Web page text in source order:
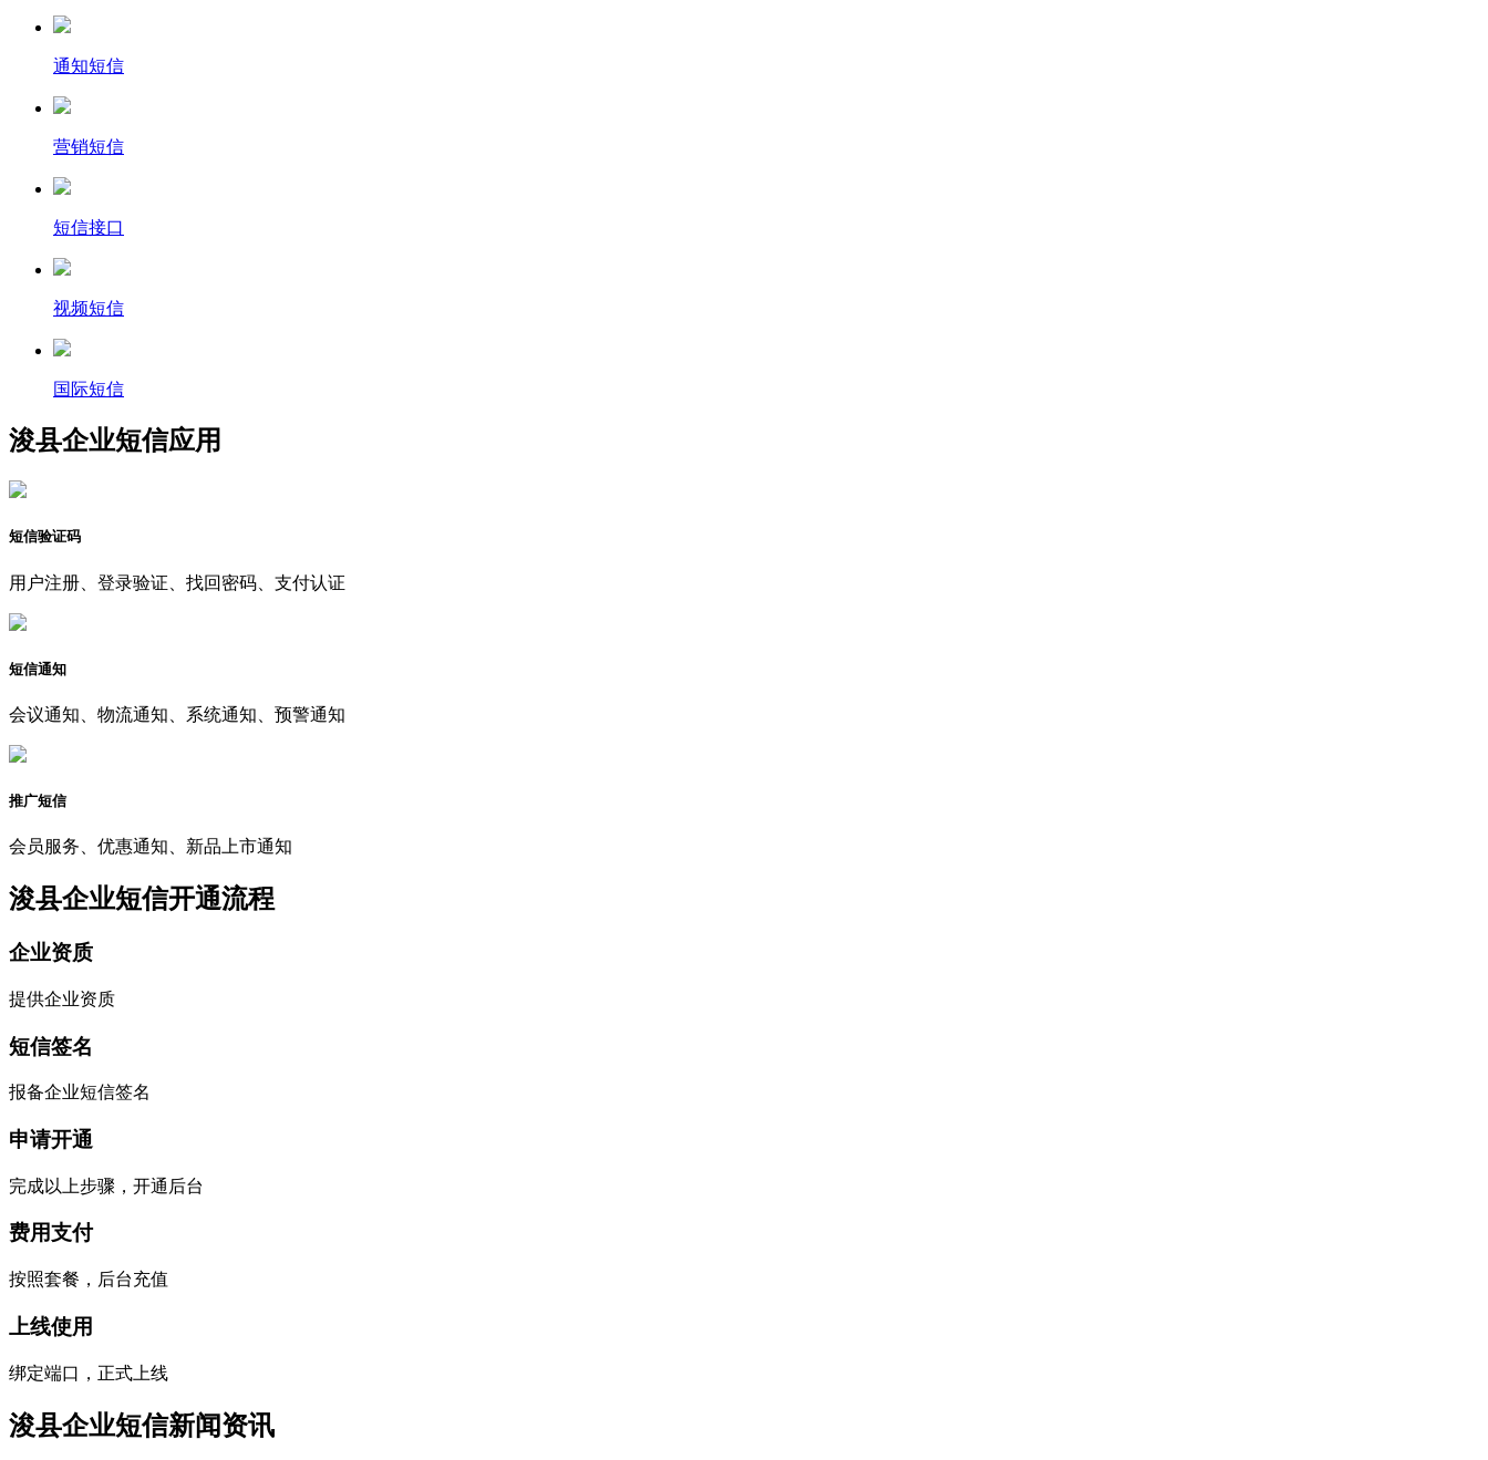
通知短信
营销短信
短信接口
视频短信
国际短信
浚县企业短信应用
短信验证码
用户注册、登录验证、找回密码、支付认证
短信通知
会议通知、物流通知、系统通知、预警通知
推广短信
会员服务、优惠通知、新品上市通知
浚县企业短信开通流程
企业资质
提供企业资质
短信签名
报备企业短信签名
申请开通
完成以上步骤，开通后台
费用支付
按照套餐，后台充值
上线使用
绑定端口，正式上线
浚县企业短信新闻资讯